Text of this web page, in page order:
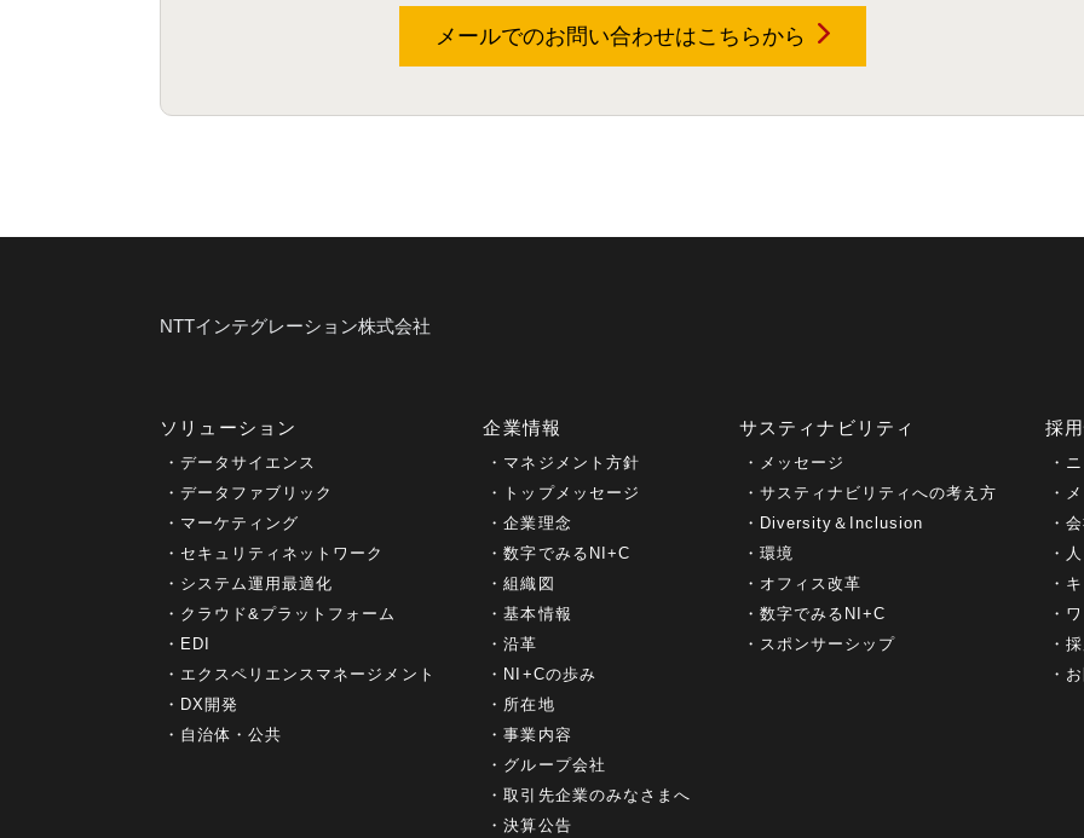
メールでのお問い合わせはこちらから
NTTインテグレーション株式会社
ソリューション
データサイエンス
データファブリック
マーケティング
セキュリティネットワーク
システム運用最適化
クラウド&プラットフォーム
EDI
エクスペリエンスマネージメント
DX開発
自治体・公共
企業情報
マネジメント方針
トップメッセージ
企業理念
数字でみるNI+C
組織図
基本情報
沿革
NI+Cの歩み
所在地
事業内容
グループ会社
取引先企業のみなさまへ
決算公告
サスティナビリティ
メッセージ
サスティナビリティへの考え方
Diversity＆Inclusion
環境
オフィス改革
数字でみるNI+C
スポンサーシップ
採